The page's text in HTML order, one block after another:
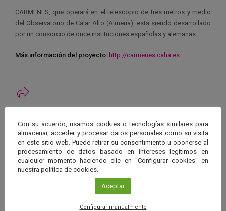
CARMENES, que operará en el telescopio de tres metros y medio
del Observatorio de Calar Alto (Almería), está siendo desarrollado
por un consorcio de once instituciones españolas y alemanas.
Más información del proyecto: http://carmenes.caha.es
Últimas noticias publicadas
Con su acuerdo, usamos cookies o tecnologías similares para
almacenar, acceder y procesar datos personales como su visita
en este sitio web. Puede retirar su consentimiento u oponerse al
procesamiento de datos basado en intereses legítimos en
cualquier momento haciendo clic en "Configurar cookies" en
nuestra política de cookies.
Aceptar
Configurar manualmente